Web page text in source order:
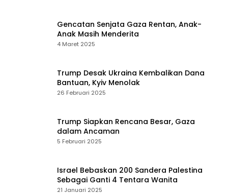
Gencatan Senjata Gaza Rentan, Anak-
Anak Masih Menderita
4 Maret 2025
Trump Desak Ukraina Kembalikan Dana
Bantuan, Kyiv Menolak
26 Februari 2025
Trump Siapkan Rencana Besar, Gaza
dalam Ancaman
5 Februari 2025
Israel Bebaskan 200 Sandera Palestina
Sebagai Ganti 4 Tentara Wanita
21 Januari 2025